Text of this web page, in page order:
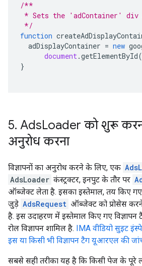
/**
* Sets the 'adContainer' div
*/
function
adDisplayContainer = new
document.getElementById(
}
5. AdsLoader को शुरू
अनुरोध करना
विज्ञापनों का अनुरोध करने के लिए, एक
AdsLoader कंस्ट्रक्टर, इनपुट के तौर पर
ऑब्जेक्ट लेता है. इसका इस्तेमाल, तय किए
जुड़े AdsRequest ऑब्जेक्ट को प्रोसेस
है. इस उदाहरण में इस्तेमाल किए गए विज्ञापन
रोल विज्ञापन शामिल है. IMA वीडियो सुइट
इस या किसी भी विज्ञापन टैग यूआरएल की
सबसे सही तरीका यह है कि किसी पेज के पूरे